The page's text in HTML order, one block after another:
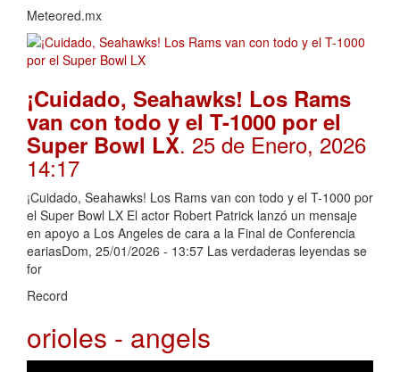
Meteored.mx
¡Cuidado, Seahawks! Los Rams
van con todo y el T-1000 por el
Super Bowl LX. 25 de Enero, 2026
14:17
¡Cuidado, Seahawks! Los Rams van con todo y el T-1000 por
el Super Bowl LX El actor Robert Patrick lanzó un mensaje
en apoyo a Los Angeles de cara a la Final de Conferencia
eariasDom, 25/01/2026 - 13:57 Las verdaderas leyendas se
for
Record
orioles - angels